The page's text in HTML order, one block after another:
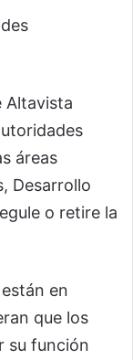
Altavista
áreas
Desarrollo
o retire la
en
que los
su función